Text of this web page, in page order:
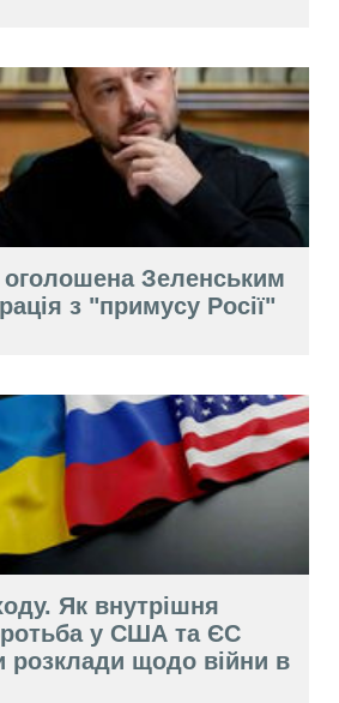
Зеленським
з "примусу Росії"
Як внутрішня
у США та ЄС
розклади щодо війни в